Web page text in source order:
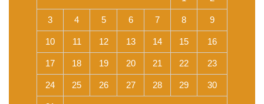
3 4 5 6 7 8 9
10 11 12 13 14 15 16
17 18 19 20 21 22 23
24 25 26 27 28 29 30